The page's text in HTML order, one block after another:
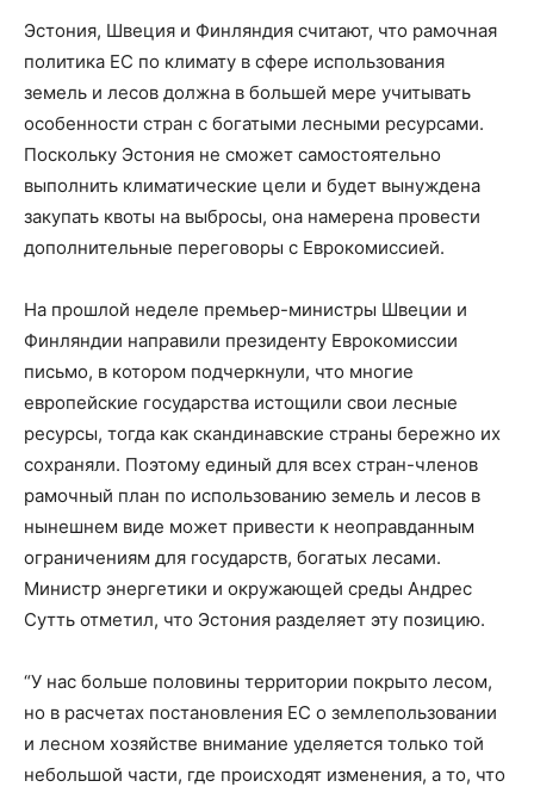
Эстония, Швеция и Финляндия считают, что рамочная
политика ЕС по климату в сфере использования
земель и лесов должна в большей мере учитывать
особенности стран с богатыми лесными ресурсами.
Поскольку Эстония не сможет самостоятельно
выполнить климатические цели и будет вынуждена
закупать квоты на выбросы, она намерена провести
дополнительные переговоры с Еврокомиссией.
На прошлой неделе премьер-министры Швеции и
Финляндии направили президенту Еврокомиссии
письмо, в котором подчеркнули, что многие
европейские государства истощили свои лесные
ресурсы, тогда как скандинавские страны бережно их
сохраняли. Поэтому единый для всех стран-членов
рамочный план по использованию земель и лесов в
нынешнем виде может привести к неоправданным
ограничениям для государств, богатых лесами.
Министр энергетики и окружающей среды Андрес
Сутть отметил, что Эстония разделяет эту позицию.
“У нас больше половины территории покрыто лесом,
но в расчетах постановления ЕС о землепользовании
и лесном хозяйстве внимание уделяется только той
небольшой части, где происходят изменения, а то, что